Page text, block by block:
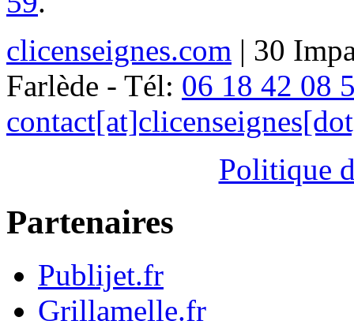
clicenseignes.com | 30
Farlède - Tél: 06 18 42 08
Politique
Partenaires
Publijet.fr
Grillamelle.fr